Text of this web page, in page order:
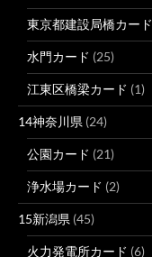
東京都建設局橋カード
水門カード (25)
江東区橋梁カード (1)
14神奈川県 (24)
公園カード (21)
浄水場カード (2)
15新潟県 (45)
火力発電所カード (6)